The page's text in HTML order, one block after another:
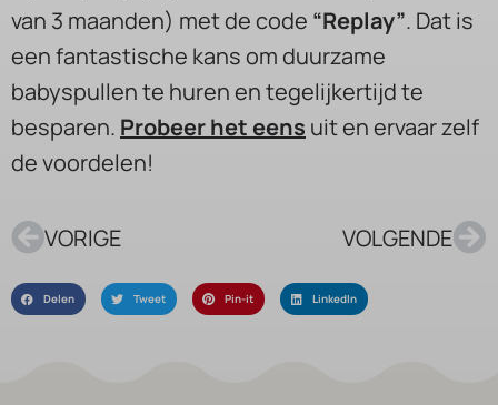
van 3 maanden) met de code “Replay”. Dat is
een fantastische kans om duurzame
babyspullen te huren en tegelijkertijd te
besparen. Probeer het eens uit en ervaar zelf
de voordelen!
VORIGE VOLGENDE
Delen Tweet Pin-it LinkedIn